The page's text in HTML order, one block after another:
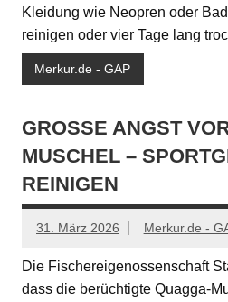
Kleidung wie Neopren oder
reinigen oder vier Tage lang
Merkur.de - GAP
GROSSE ANGST
USCHEL –
EINIGEN
31. März 2026 Merkur.de -
Die Fischereigenossenschaft
dass die berüchtigte Quagga-